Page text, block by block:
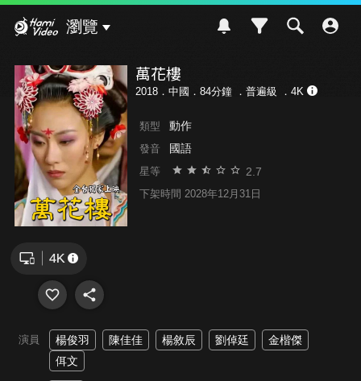
瀏覽
萬花樓
2018．中國．84分鐘 ． 普遍級 ．4K
類型 動作
發音 國語
星等 2.7
下架時間 2028年12月31日
演員 楊俊羽 陳佳佳 楊敘辰 劉倬廷
金楷傑
佴文